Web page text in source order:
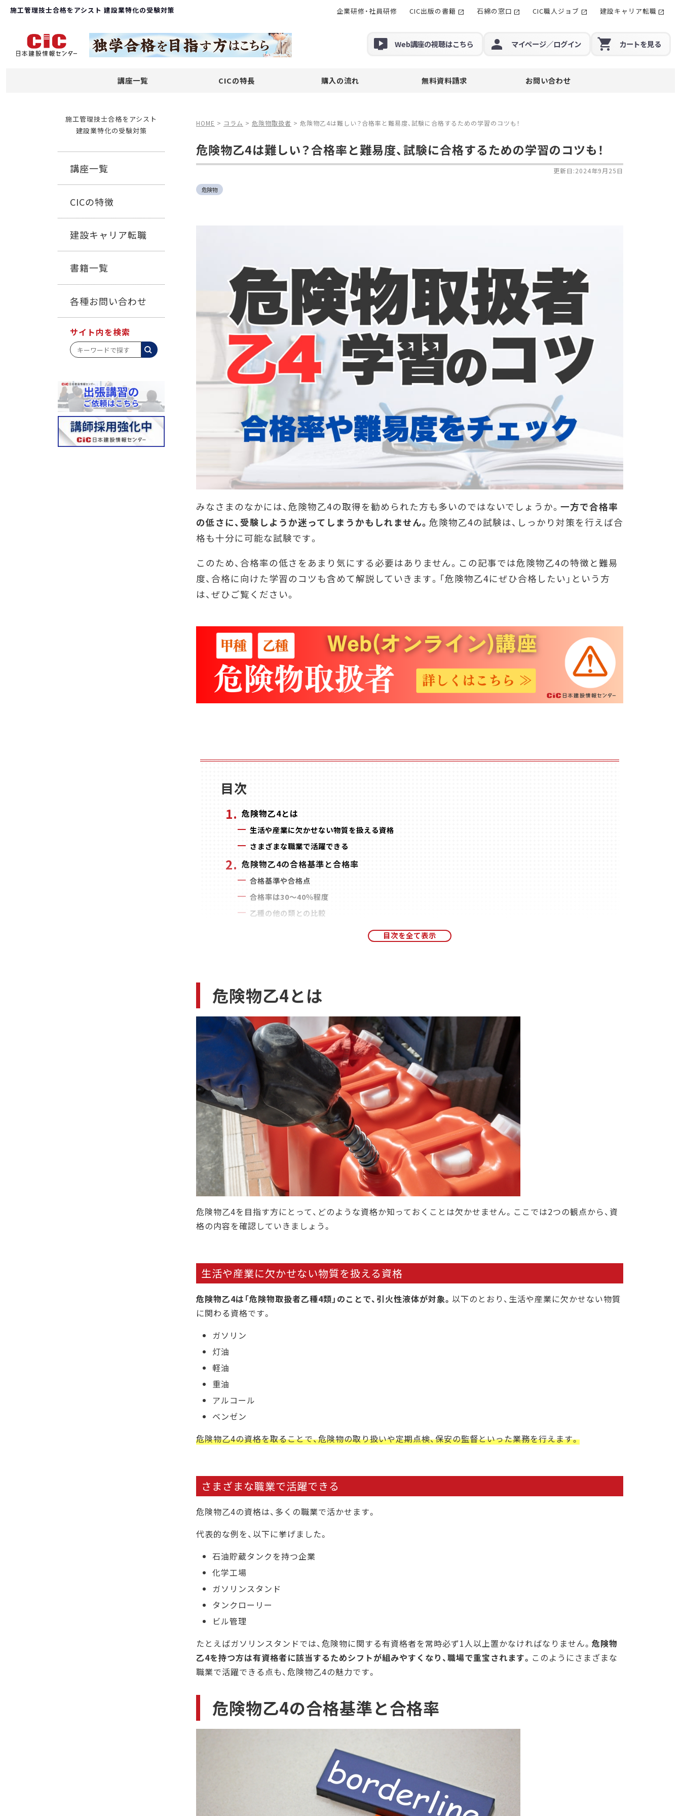
Web講座の視聴はこちら マイページ／ログイン カートを見る
講座一覧 CICの特長 購入の流れ 無料資料請求 お問い合わせ
施工管理技士合格をアシスト 建設業特化の受験対策 企業研修・社員研修 CIC出版の書籍 石綿の窓口 CIC職人ジョブ 建設キャリア転職
施工管理技士合格をアシスト
建設業特化の受験対策
講座一覧
CICの特徴
建設キャリア転職
書籍一覧
各種お問い合わせ
サイト内を検索
HOME > コラム > 危険物取扱者 > 危険物乙4は難しい？合格率と難易度、試験に合格するための学習のコツも！
危険物乙4は難しい？合格率と難易度、試験に合格するための学習のコツも！
更新日:2024年9月25日
危険物
みなさまのなかには、危険物乙4の取得を勧められた方も多いのではないでしょうか。 一方で合格率
の低さに、受験しようか迷ってしまうかもしれません。 危険物乙4の試験は、しっかり対策を行えば合
格も十分に可能な試験です。
このため、合格率の低さをあまり気にする必要はありません。この記事では危険物乙4の特徴と難易
度、合格に向けた学習のコツも含めて解説していきます。「危険物乙4にぜひ合格したい」という方
は、ぜひご覧ください。
目次
危険物乙4とは
生活や産業に欠かせない物質を扱える資格
さまざまな職業で活躍できる
危険物乙4の合格基準と合格率
合格基準や合格点
合格率は30～40％程度
乙種の他の類との比較
危険物乙4が人気の理由は？
資格を活かせる仕事が多い
給与のアップや奨励金を受け取れる
学ぶ方法が豊富。あなたに合った教材を選びやすい
乙種の他の資格を取りやすい
乙4の合格に近づく4つのポイント
過去問を解くだけの対策は避けよう
過去問に頼る学習方法のデメリット
3つのステップで学ぶことをおすすめ
CICの「危険物乙4講座」で合格に近づける
まとめ
危険物乙4とは
危険物乙4を目指す方にとって、どのような資格か知っておくことは欠かせません。ここでは2つの観点から、資
格の内容を確認していきましょう。
生活や産業に欠かせない物質を扱える資格
危険物乙4は「危険物取扱者乙種4類」のことで、引火性液体が対象。 以下のとおり、生活や産業に欠かせない物質
に関わる資格です。
ガソリン
灯油
軽油
重油
アルコール
ベンゼン
危険物乙4の資格を取ることで、危険物の取り扱いや定期点検、保安の監督といった業務を行えます。
さまざまな職業で活躍できる
危険物乙4の資格は、多くの職業で活かせます。
代表的な例を、以下に挙げました。
石油貯蔵タンクを持つ企業
化学工場
ガソリンスタンド
タンクローリー
ビル管理
たとえばガソリンスタンドでは、危険物に関する有資格者を常時必ず1人以上置かなければなりません。 危険物
乙4を持つ方は有資格者に該当するためシフトが組みやすくなり、職場で重宝されます。 このようにさまざまな
職業で活躍できる点も、危険物乙4の魅力です。
危険物乙4の合格基準と合格率